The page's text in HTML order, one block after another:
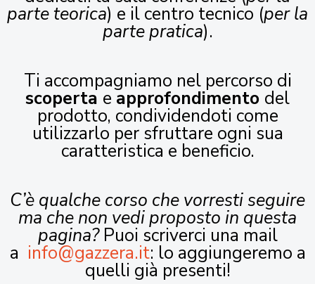
parte teorica) e il centro tecnico (per la
parte pratica).
Ti accompagniamo nel percorso di
scoperta e approfondimento del
prodotto, condividendoti come
utilizzarlo per sfruttare ogni sua
caratteristica e beneficio.
C’è qualche corso che vorresti seguire
ma che non vedi proposto in questa
pagina?Puoi scriverci una mail
a info@gazzera.it: lo aggiungeremo a
quelli già presenti!